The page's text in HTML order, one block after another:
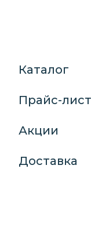
Каталог
Прайс-лист
Акции
Доставка